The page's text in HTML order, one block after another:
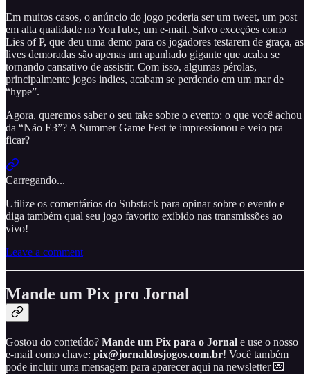
Em muitos casos, o anúncio do jogo poderia ser um tweet, um post
em alta qualidade no YouTube, um e-mail. Salvo exceções como
Lies of P, que deu uma demo para os jogadores testarem de graça, as
lives demoradas são apenas um apanhado gigante que acaba se
tornando cansativo de assistir. Com isso, algumas pérolas,
principalmente jogos indies, acabam se perdendo em um mar de
“hype”.
Agora, queremos saber o seu take sobre o evento: o que você achou
da “Não E3”? A Summer Game Fest te impressionou e veio pra
ficar?
Carregando...
Utilize os comentários do Substack para opinar sobre o evento e
diga também qual seu jogo favorito exibido nas transmissões ao
vivo!
Leave a comment
Mande um Pix pro Jornal
Gostou do conteúdo? Mande um Pix para o Jornal e use o nosso
e-mail como chave: pix@jornaldosjogos.com.br! Você também
pode incluir uma mensagem para aparecer aqui na newsletter 💌